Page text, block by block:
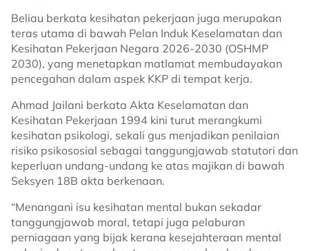
Beliau berkata kesihatan pekerjaan juga merupakan
teras utama di bawah Pelan Induk Keselamatan dan
Kesihatan Pekerjaan Negara 2026-2030 (OSHMP
2030), yang menetapkan matlamat membudayakan
pencegahan dalam aspek KKP di tempat kerja.
Ahmad Jailani berkata Akta Keselamatan dan
Kesihatan Pekerjaan 1994 kini turut merangkumi
kesihatan psikologi, sekali gus menjadikan penilaian
risiko psikososial sebagai tanggungjawab statutori dan
keperluan undang-undang ke atas majikan di bawah
Seksyen 18B akta berkenaan.
“Menangani isu kesihatan mental bukan sekadar
tanggungjawab moral, tetapi juga pelaburan
perniagaan yang bijak kerana kesejahteraan mental